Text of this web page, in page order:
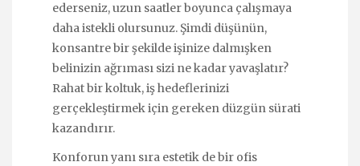
ederseniz, uzun saatler boyunca çalışmaya
daha istekli olursunuz. Şimdi düşünün,
konsantre bir şekilde işinize dalmışken
belinizin ağrıması sizi ne kadar yavaşlatır?
Rahat bir koltuk, iş hedeflerinizi
gerçekleştirmek için gereken düzgün sürati
kazandırır.
Konforun yanı sıra estetik de bir ofis